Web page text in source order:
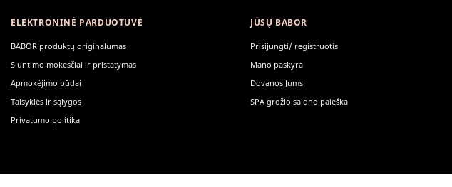
ELEKTRONINĖ PARDUOTUVĖ
BABOR produktų originalumas
Siuntimo mokesčiai ir pristatymas
Apmokėjimo būdai
Taisyklės ir sąlygos
Privatumo politika
JŪSŲ BABOR
Prisijungti/ registruotis
Mano paskyra
Dovanos Jums
SPA grožio salono paieška